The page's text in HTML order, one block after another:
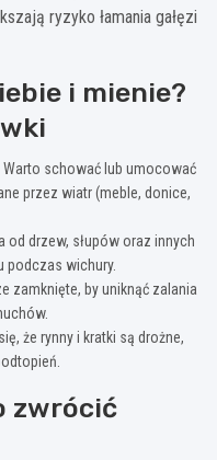
ryzyko łamania gałęzi
i mienie?
Warto schować lub umocować
przez wiatr (meble, donice,
od drzew, słupów oraz innych
podczas wichury.
zamknięte, by uniknąć zalania
że rynny i kratki są drożne,
zwrócić